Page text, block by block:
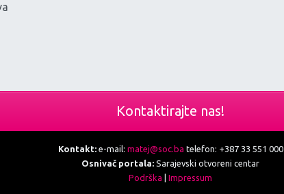
Kontaktirajte nas!
Kontakt:e-mail: matej@soc.ba telefon: +387 33 551 000
Osnivač portala: Sarajevski otvoreni centar
Podrška
Impressum